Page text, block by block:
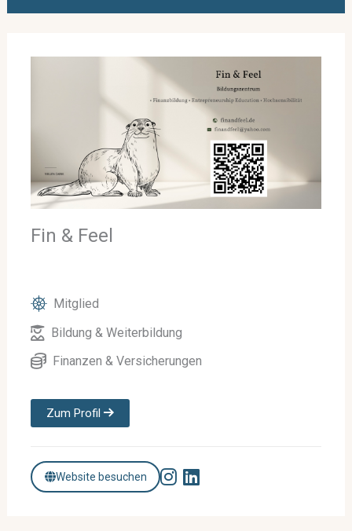
Fin & Feel
Mitglied
Bildung & Weiterbildung
Finanzen & Versicherungen
Zum Profil
Website besuchen